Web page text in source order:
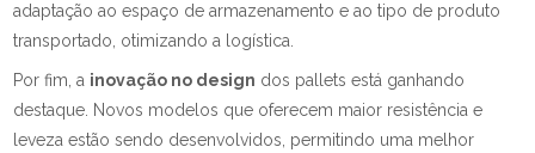
adaptação ao espaço de armazenamento e ao tipo de produto
transportado, otimizando a logística.
Por fim, a inovação no design dos pallets está ganhando
destaque. Novos modelos que oferecem maior resistência e
leveza estão sendo desenvolvidos, permitindo uma melhor